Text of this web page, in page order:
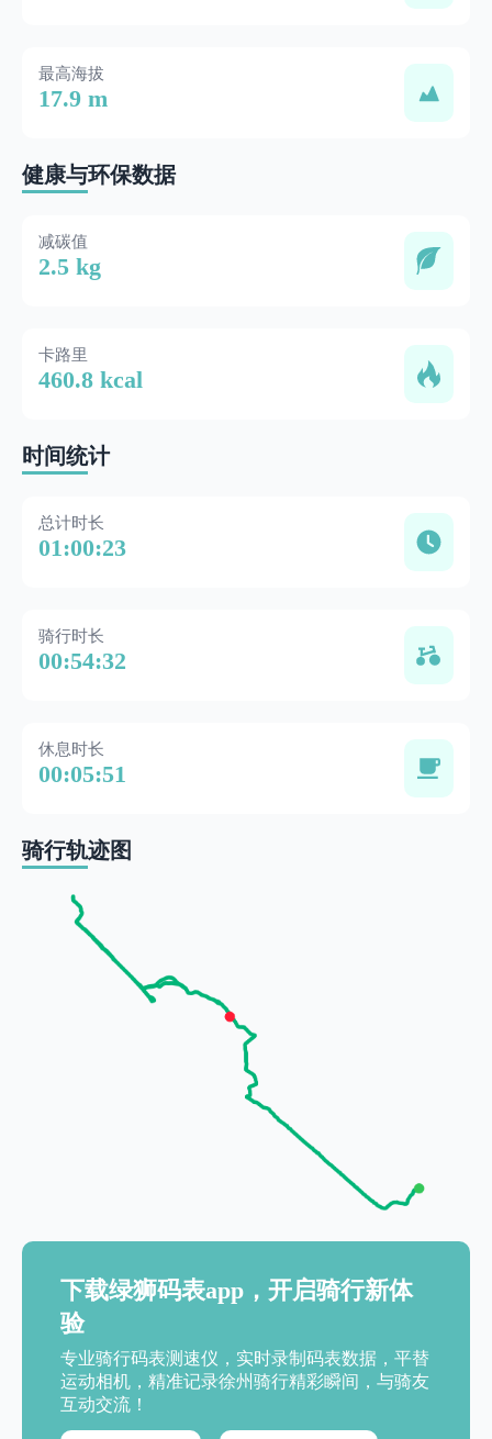
最高海拔
17.9 m
健康与环保数据
减碳值
2.5 kg
卡路里
460.8 kcal
时间统计
总计时长
01:00:23
骑行时长
00:54:32
休息时长
00:05:51
骑行轨迹图
下载绿狮码表app，开启骑行新体
验
专业骑行码表测速仪，实时录制码表数据，平替
运动相机，精准记录徐州骑行精彩瞬间，与骑友
互动交流！